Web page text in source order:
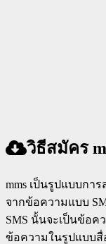
วิธีสมัคร
mms เป็นรูปแบบกา
จากข้อความแบบ
SMS นั้นจะเป็นข้อค
ข้อความในรูปแบบสื่